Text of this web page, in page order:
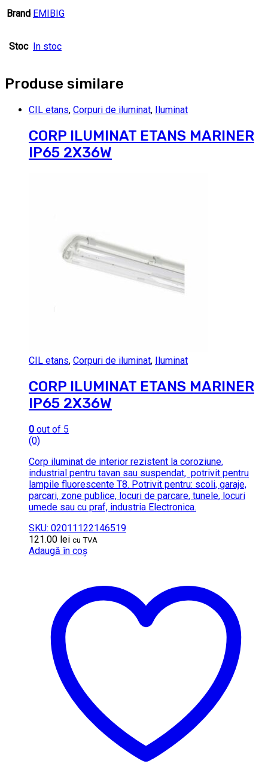
Brand EMIBIG
Stoc In stoc
Produse similare
CIL etans, Corpuri de iluminat, Iluminat
CORP ILUMINAT ETANS MARINER
IP65 2X36W
CIL etans, Corpuri de iluminat, Iluminat
CORP ILUMINAT ETANS MARINER
IP65 2X36W
0 out of 5
(0)
Corp iluminat de interior rezistent la coroziune,
industrial pentru tavan sau suspendat, potrivit pentru
lampile fluorescente T8. Potrivit pentru: scoli, garaje,
parcari, zone publice, locuri de parcare, tunele, locuri
umede sau cu praf, industria Electronica.
SKU: 02011122146519
121.00 lei cu TVA
Adaugă în coș